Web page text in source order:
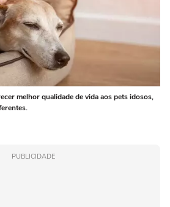
melhor qualidade de vida aos pets idosos,
PUBLICIDADE